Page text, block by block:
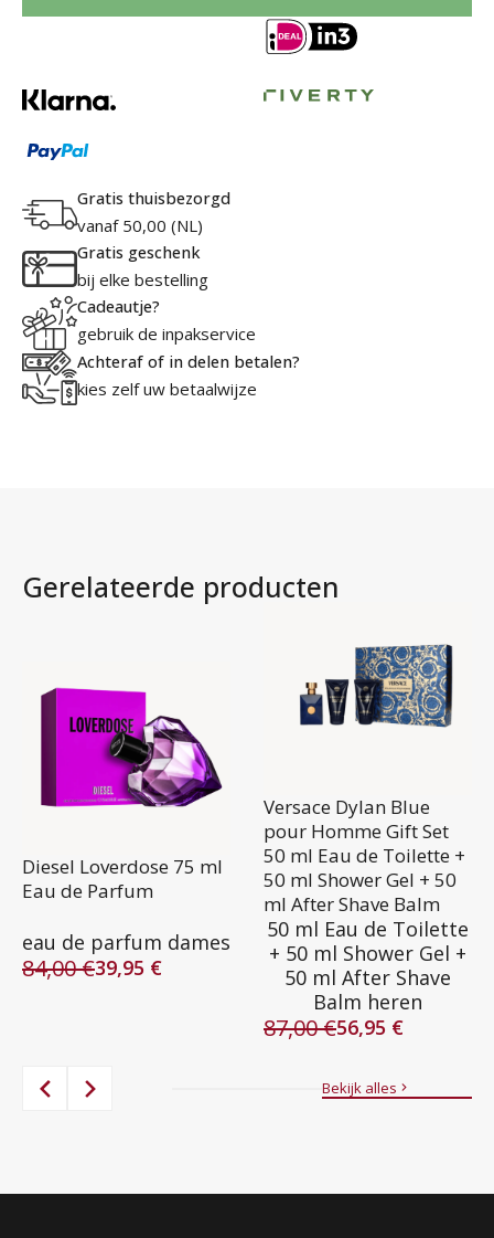
Eau
Gratis thuisbezorgd
vanaf 50,00 (NL)
Gratis geschenk
bij elke bestelling
Cadeautje?
gebruik de inpakservice
Achteraf of in delen betalen?
kies zelf uw betaalwijze
Gerelateerde producten
Diesel Loverdose 75 ml
Eau de Parfum
eau de parfum dames
84,00€
Oorspronkelijke
39,95 €
Huidige
Versace Dylan Blue
pour Homme Gift Set
50 ml Eau de Toilette +
50 ml Shower Gel + 50
ml After Shave Balm
50 ml Eau de Toilette
+ 50 ml Shower Gel +
50 ml After Shave
Balm heren
87,00€
Oorspronkelijke
56,95 €
Huidige
Bekijk alles